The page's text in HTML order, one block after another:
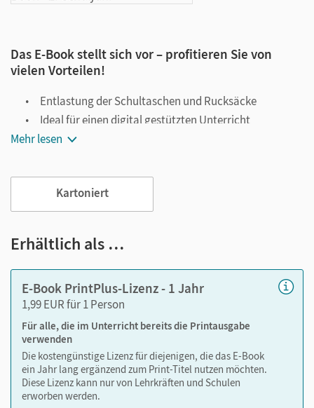
Das E-Book stellt sich vor – profitieren Sie von
vielen Vorteilen!
Entlastung der Schultaschen und Rucksäcke
Ideal für einen digital gestützten Unterricht
Notiz- und Markierungsmöglichkeit
Viele digitale Funktionen unterstützen das Lehren und
Lernen:
Notizen erstellen
Lesezeichen hinzufügen
Zoomen
Mehr lesen
Kartoniert
Erhältlich als …
E-Book PrintPlus-Lizenz - 1 Jahr
1,99 EUR für 1 Person
Für alle, die im Unterricht bereits die Printausgabe
verwenden
Die kostengünstige Lizenz für diejenigen, die das E-Book
ein Jahr lang ergänzend zum Print-Titel nutzen möchten.
Diese Lizenz kann nur von Lehrkräften und Schulen
erworben werden.